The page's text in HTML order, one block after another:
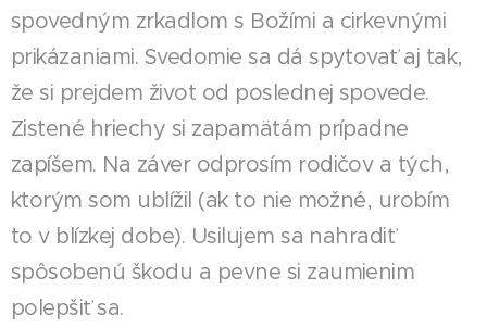
spovedným zrkadlom s Božími a cirkevnými
prikázaniami. Svedomie sa dá spytovať aj tak,
že si prejdem život od poslednej spovede.
Zistené hriechy si zapamätám prípadne
zapíšem. Na záver odprosím rodičov a tých,
ktorým som ublížil (ak to nie možné, urobím
to v blízkej dobe). Usilujem sa nahradiť
spôsobenú škodu a pevne si zaumienim
polepšiť sa.